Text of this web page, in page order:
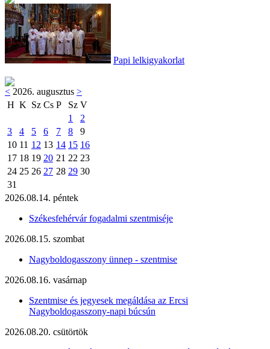
Papi lelkigyakorlat
< 2026. augusztus >
H K Sz Cs P Sz V
1
2
3
4 5 6 7 8
9
10 11 12 13 14 15 16
17 18 19 20 21 22 23
24 25 26 27 28 29 30
31
2026.08.14. péntek
Székesfehérvár fogadalmi szentmiséje
2026.08.15. szombat
Nagyboldogasszony ünnep - szentmise
2026.08.16. vasárnap
Szentmise és jegyesek megáldása az Ercsi
Nagyboldogasszony-napi búcsún
2026.08.20. csütörtök